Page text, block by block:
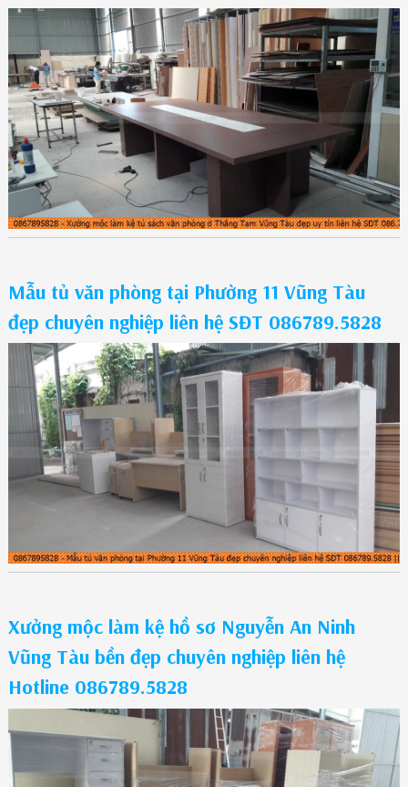
Mẫu tủ văn phòng tại Phường 11 Vũng Tàu
đẹp chuyên nghiệp liên hệ SĐT 086789.5828
Xưởng mộc làm kệ hồ sơ Nguyễn An Ninh
Vũng Tàu bền đẹp chuyên nghiệp liên hệ
Hotline 086789.5828